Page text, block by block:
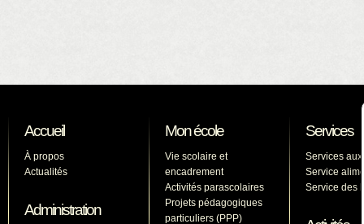
Accueil
À propos
Actualités
Administration
Mon école
Vie scolaire et
encadrement
Activités parascolaires
Projets pédagogiques
particuliers (PPP)
Services
Services
Service
Service des